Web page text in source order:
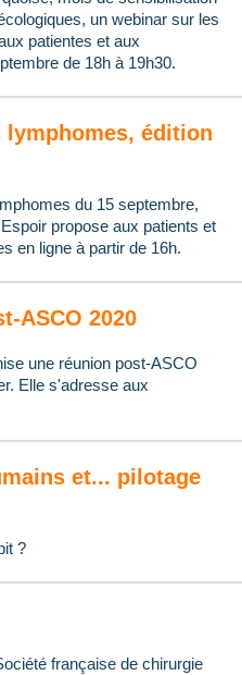
un webinar sur les
patientes et aux
de 18h à 19h30.
lymphomes, édition
du 15 septembre,
propose aux patients et
en ligne à partir de 16h.
ASCO 2020
une réunion post-ASCO
Elle s'adresse aux
et... pilotage
?
française de chirurgie